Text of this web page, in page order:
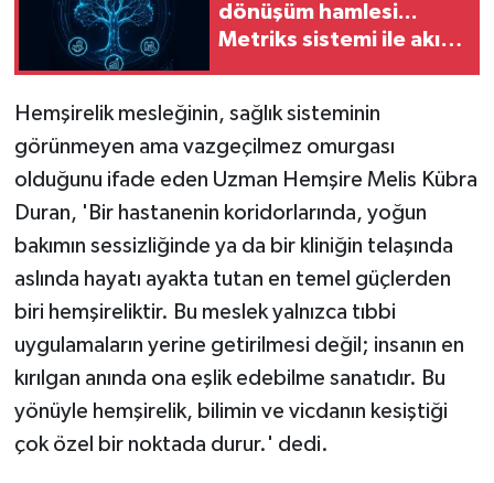
dönüşüm hamlesi...
Metriks sistemi ile akıllı
Hemşirelik mesleğinin, sağlık sisteminin
görünmeyen ama vazgeçilmez omurgası
olduğunu ifade eden Uzman Hemşire Melis Kübra
Duran, 'Bir hastanenin koridorlarında, yoğun
bakımın sessizliğinde ya da bir kliniğin telaşında
aslında hayatı ayakta tutan en temel güçlerden
biri hemşireliktir. Bu meslek yalnızca tıbbi
uygulamaların yerine getirilmesi değil; insanın en
kırılgan anında ona eşlik edebilme sanatıdır. Bu
yönüyle hemşirelik, bilimin ve vicdanın kesiştiği
çok özel bir noktada durur.' dedi.